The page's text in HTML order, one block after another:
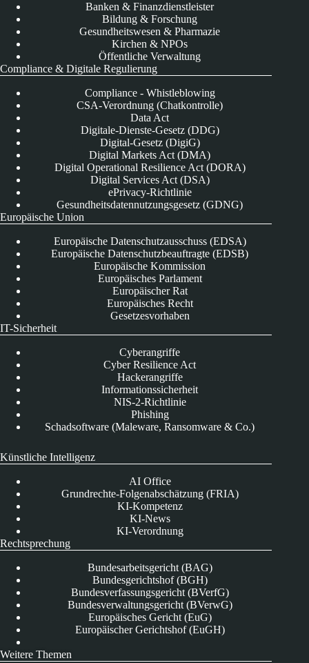
Banken & Finanzdienstleister
Bildung & Forschung
Gesundheitswesen & Pharmazie
Kirchen & NPOs
Öffentliche Verwaltung
Compliance & Digitale Regulierung
Compliance - Whistleblowing
CSA-Verordnung (Chatkontrolle)
Data Act
Digitale-Dienste-Gesetz (DDG)
Digital-Gesetz (DigiG)
Digital Markets Act (DMA)
Digital Operational Resilience Act (DORA)
Digital Services Act (DSA)
ePrivacy-Richtlinie
Gesundheitsdatennutzungsgesetz (GDNG)
Europäische Union
Europäische Datenschutzausschuss (EDSA)
Europäische Datenschutzbeauftragte (EDSB)
Europäische Kommission
Europäisches Parlament
Europäischer Rat
Europäisches Recht
Gesetzesvorhaben
IT-Sicherheit
Cyberangriffe
Cyber Resilience Act
Hackerangriffe
Informationssicherheit
NIS-2-Richtlinie
Phishing
Schadsoftware (Maleware, Ransomware & Co.)
Künstliche Intelligenz
AI Office
Grundrechte-Folgenabschätzung (FRIA)
KI-Kompetenz
KI-News
KI-Verordnung
Rechtsprechung
Bundesarbeitsgericht (BAG)
Bundesgerichtshof (BGH)
Bundesverfassungsgericht (BVerfG)
Bundesverwaltungsgericht (BVerwG)
Europäisches Gericht (EuG)
Europäischer Gerichtshof (EuGH)
Weitere Themen